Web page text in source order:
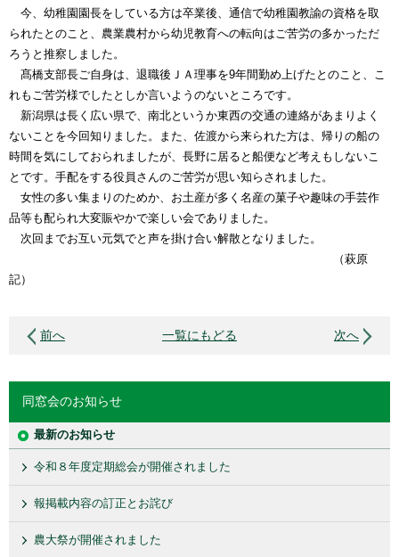
今、幼稚園園長をしている方は卒業後、通信で幼稚園教諭の資格を取
られたとのこと、農業農村から幼児教育への転向はご苦労の多かっただ
ろうと推察しました。
髙橋支部長ご自身は、退職後ＪＡ理事を9年間勤め上げたとのこと、こ
れもご苦労様でしたとしか言いようのないところです。
新潟県は長く広い県で、南北というか東西の交通の連絡があまりよく
ないことを今回知りました。また、佐渡から来られた方は、帰りの船の
時間を気にしておられましたが、長野に居ると船便など考えもしないこ
とです。手配をする役員さんのご苦労が思い知らされました。
女性の多い集まりのためか、お土産が多く名産の菓子や趣味の手芸作
品等も配られ大変賑やかで楽しい会でありました。
次回までお互い元気でと声を掛け合い解散となりました。
（萩原
記）
前へ 一覧にもどる 次へ
同窓会のお知らせ
最新のお知らせ
令和８年度定期総会が開催されました
報掲載内容の訂正とお詫び
農大祭が開催されました